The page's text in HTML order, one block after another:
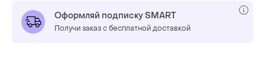
Оформляй подписку SMART
Получи заказ с бесплатной доставкой